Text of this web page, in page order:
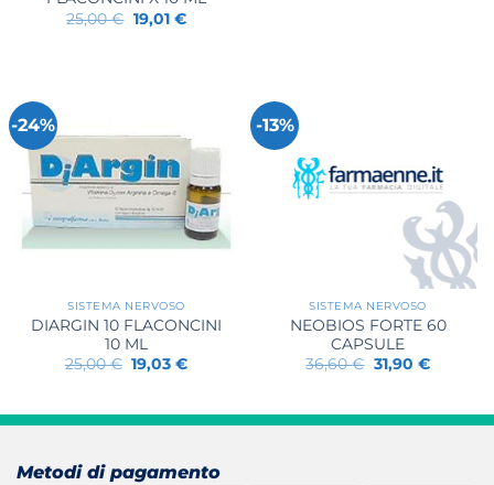
25,00€ Il
prezzo
19,01 €Il
-24%
SISTEMA NERVOSO
DIARGIN 10 FLACONCINI
10 ML
25,00€ Il
prezzo
25,00 €.
19,03€Il
19,03 €.
-13%
SISTEMA NERVOSO
NEOBIOS FORTE 60
CAPSULE
36,60€ Il
prezzo
36,60 €.
31,90 €Il
31,90 €.
Metodi di pagamento